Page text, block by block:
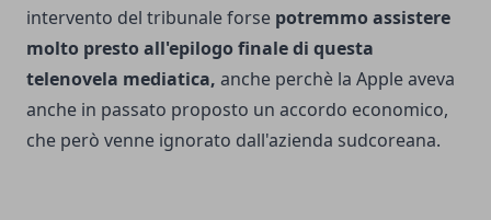
intervento del tribunale forse potremmo assistere
molto presto all'epilogo finale di questa
telenovela mediatica, anche perchè la Apple aveva
anche in passato proposto un accordo economico,
che però venne ignorato dall'azienda sudcoreana.